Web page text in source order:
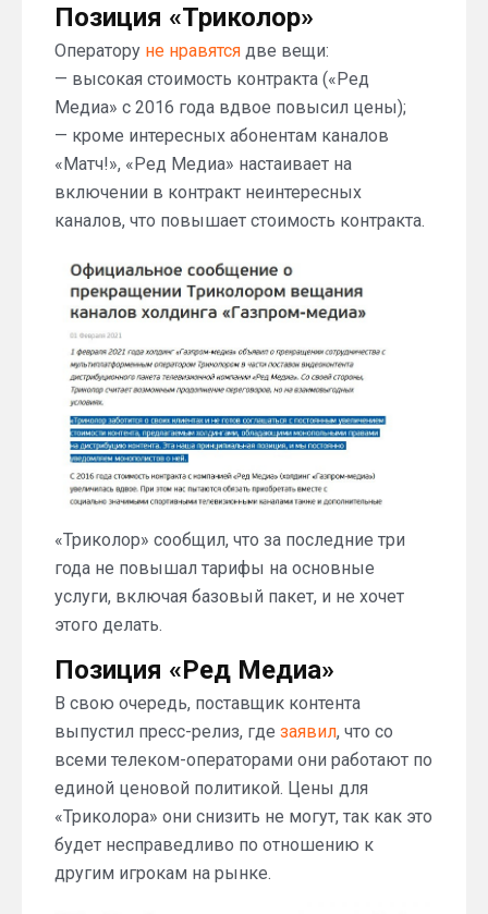
Позиция «Триколор»
Оператору не нравятся две вещи:
— высокая стоимость контракта («Ред
Медиа» с 2016 года вдвое повысил цены);
— кроме интересных абонентам каналов
«Матч!», «Ред Медиа» настаивает на
включении в контракт неинтересных
каналов, что повышает стоимость контракта.
«Триколор» сообщил, что за последние три
года не повышал тарифы на основные
услуги, включая базовый пакет, и не хочет
этого делать.
Позиция «Ред Медиа»
В свою очередь, поставщик контента
выпустил пресс-релиз, где заявил, что со
всеми телеком-операторами они работают по
единой ценовой политикой. Цены для
«Триколора» они снизить не могут, так как это
будет несправедливо по отношению к
другим игрокам на рынке.